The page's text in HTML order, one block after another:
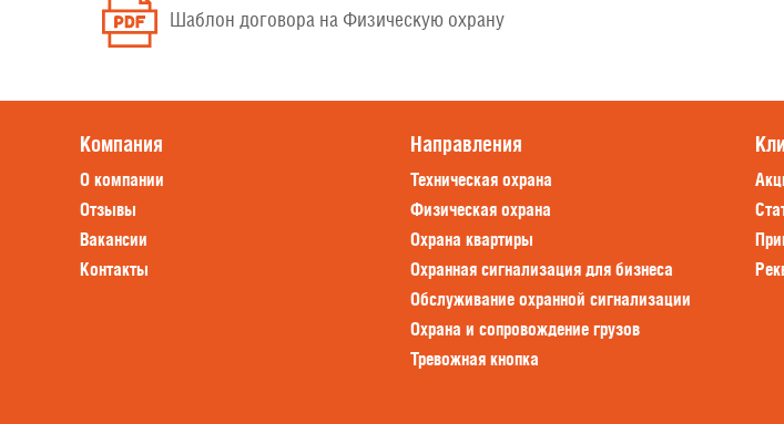
Шаблон договора на Физическую охрану
Компания
О компании
Отзывы
Вакансии
Контакты
Направления
Техническая охрана
Физическая охрана
Охрана квартиры
Охранная сигнализация для бизнеса
Обслуживание охранной сигнализации
Охрана и сопровождение грузов
Тревожная кнопка